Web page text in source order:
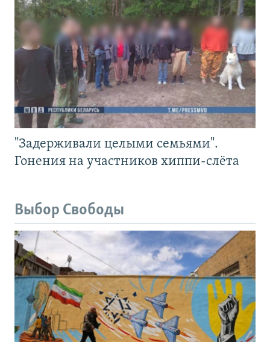
"Задерживали целыми семьями".
Гонения на участников хиппи-слёта
Выбор Свободы